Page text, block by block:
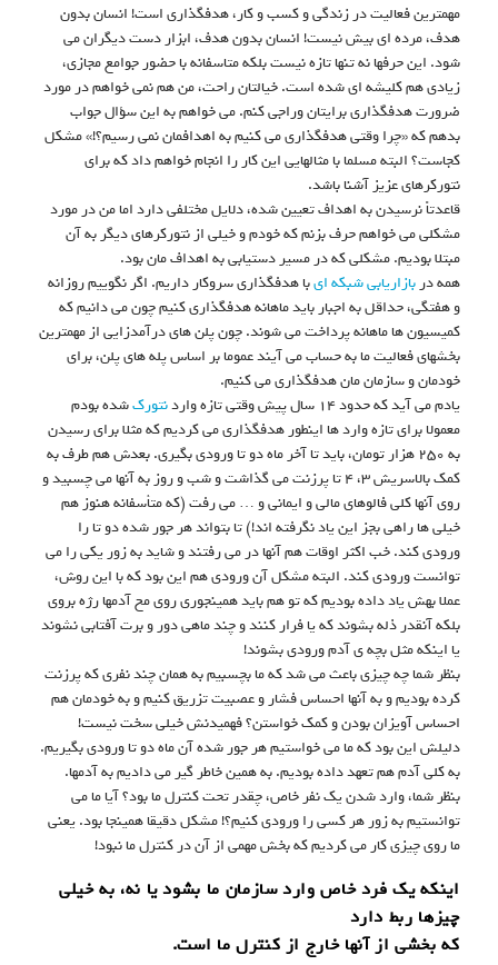
مهمترین فعالیت در زندگی و کسب و کار، هدفگذاری است! انسان بدون
هدف، مرده ای بیش نیست! انسان بدون هدف، ابزار دست دیگران می
شود. این حرفها نه تنها تازه نیست بلکه متاسفانه با حضور جوامع مجازی،
زیادی هم کلیشه ای شده است. خیالتان راحت، من هم نمی خواهم در مورد
ضرورت هدفگذاری برایتان وراجی کنم. می خواهم به این سؤال جواب
بدهم که «چرا وقتی هدفگذاری می کنیم به اهدافمان نمی رسیم؟!» مشکل
کجاست؟ البته مسلما با مثالهایی این کار را انجام خواهم داد که برای
نتورکرهای عزیز آشنا باشد.
قاعدتاً نرسیدن به اهداف تعیین شده، دلایل مختلفی دارد اما من در مورد
مشکلی می خواهم حرف بزنم که خودم و خیلی از نتورکرهای دیگر به آن
مبتلا بودیم. مشکلی که در مسیر دستیابی به اهداف مان بود.
همه دربازاریابی شبکه ایبا هدفگذاری سروکار داریم. اگر نگوییم روزانه
و هفتگی، حداقل به اجبار باید ماهانه هدفگذاری کنیم چون می دانیم که
کمیسیون ها ماهانه پرداخت می شوند. چون پلن های درآمدزایی از مهمترین
بخشهای فعالیت ما به حساب می آیند عموما بر اساس پله های پلن، برای
خودمان و سازمان مان هدفگذاری می کنیم.
یادم می آید که حدود ۱۴ سال پیش وقتی تازه وارد
نتورکشده بودم
معمولا برای تازه وارد ها اینطور هدفگذاری می کردیم که مثلا برای رسیدن
به ۲۵۰ هزار تومان، باید تا آخر ماه دو تا ورودی بگیری. بعدش هم طرف به
کمک بالاسریش ۳، ۴ تا پرزنت می گذاشت و شب و روز به آنها می چسبید و
روی آنها کلی فالوهای مالی و ایمانی و … می رفت (که متأسفانه هنوز هم
خیلی ها راهی بجز این یاد نگرفته اند!) تا بتواند هر جور شده دو تا را
ورودی کند. خب اکثر اوقات هم آنها در می رفتند و شاید به زور یکی را می
توانست ورودی کند. البته مشکل آن ورودی هم این بود که با این روش،
عملا بهش یاد داده بودیم که تو هم باید همینجوری روی مخ آدمها رژه بروی
بلکه آنقدر ذله بشوند که یا فرار کنند و چند ماهی دور و برت آفتابی نشوند
یا اینکه مثل بچه ی آدم ورودی بشوند!
بنظر شما چه چیزی باعث می شد که ما بچسبیم به همان چند نفری که پرزنت
کرده بودیم و به آنها احساس فشار و عصبیت تزریق کنیم و به خودمان هم
احساس آویزان بودن و کمک خواستن؟ فهمیدنش خیلی سخت نیست!
دلیلش این بود که ما می خواستیم هر جور شده آن ماه دو تا ورودی بگیریم.
به کلی آدم هم تعهد داده بودیم. به همین خاطر گیر می دادیم به آدمها.
بنظر شما، وارد شدن یک نفر خاص، چقدر تحت کنترل ما بود؟ آیا ما می
توانستیم به زور هر کسی را ورودی کنیم؟! مشکل دقیقا همینجا بود. یعنی
ما روی چیزی کار می کردیم که بخش مهمی از آن در کنترل ما نبود!
اینکه یک فرد خاص وارد سازمان ما بشود یا نه، به خیلی
چیزها ربط دارد
که بخشی از آنها خارج از کنترل ما است.